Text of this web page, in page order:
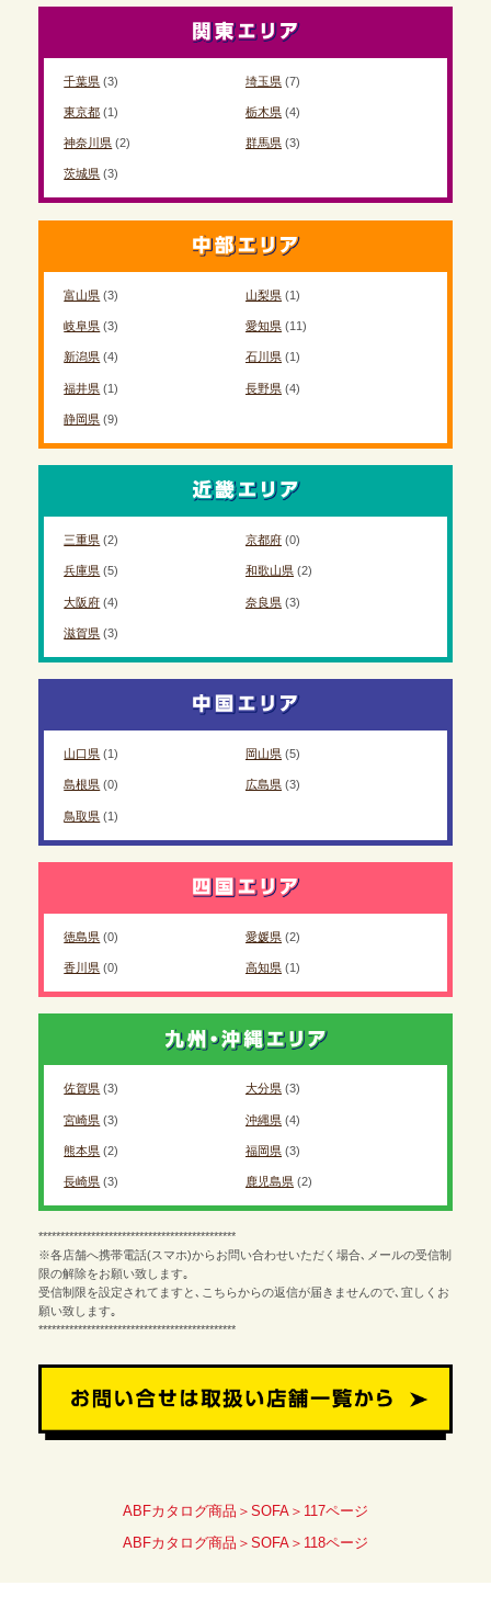
千葉県 (3) 埼玉県(7)
東京都 (1) 栃木県(4)
神奈川県 (2) 群馬県(3)
茨城県 (3)
富山県 (3) 山梨県(1)
岐阜県 (3) 愛知県(11)
新潟県 (4) 石川県(1)
福井県 (1) 長野県(4)
静岡県 (9)
三重県 (2) 京都府(0)
兵庫県 (5) 和歌山県(2)
大阪府 (4) 奈良県(3)
滋賀県 (3)
山口県 (1) 岡山県(5)
島根県 (0) 広島県(3)
鳥取県 (1)
徳島県 (0) 愛媛県(2)
香川県 (0) 高知県(1)
佐賀県 (3) 大分県(3)
宮崎県 (3) 沖縄県(4)
熊本県 (2) 福岡県(3)
長崎県 (3) 鹿児島県(2)
*********************************************
※各店舗へ携帯電話(スマホ)からお問い合わせいただく場合､メールの受信制
限の解除をお願い致します｡
受信制限を設定されてますと､こちらからの返信が届きませんので､宜しくお
願い致します｡
*********************************************
ABFカタログ商品＞SOFA＞117ページ
ABFカタログ商品＞SOFA＞118ページ